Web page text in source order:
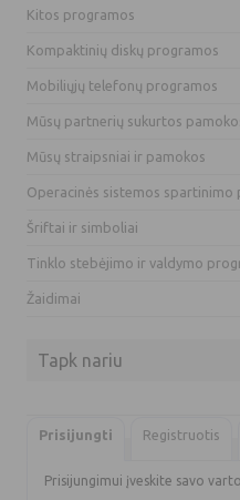
Kitos programos
Kompaktinių diskų programos
Mobiliųjų telefonų programos
Mūsų partnerių sukurtos
Mūsų straipsniai ir pamokos
Operacinės sistemos spartinimo
Šriftai ir simboliai
Tinklo stebėjimo ir valdymo
Žaidimai
Tapk nariu
Prisijungti Registruotis
Prisijungimui įveskite savo